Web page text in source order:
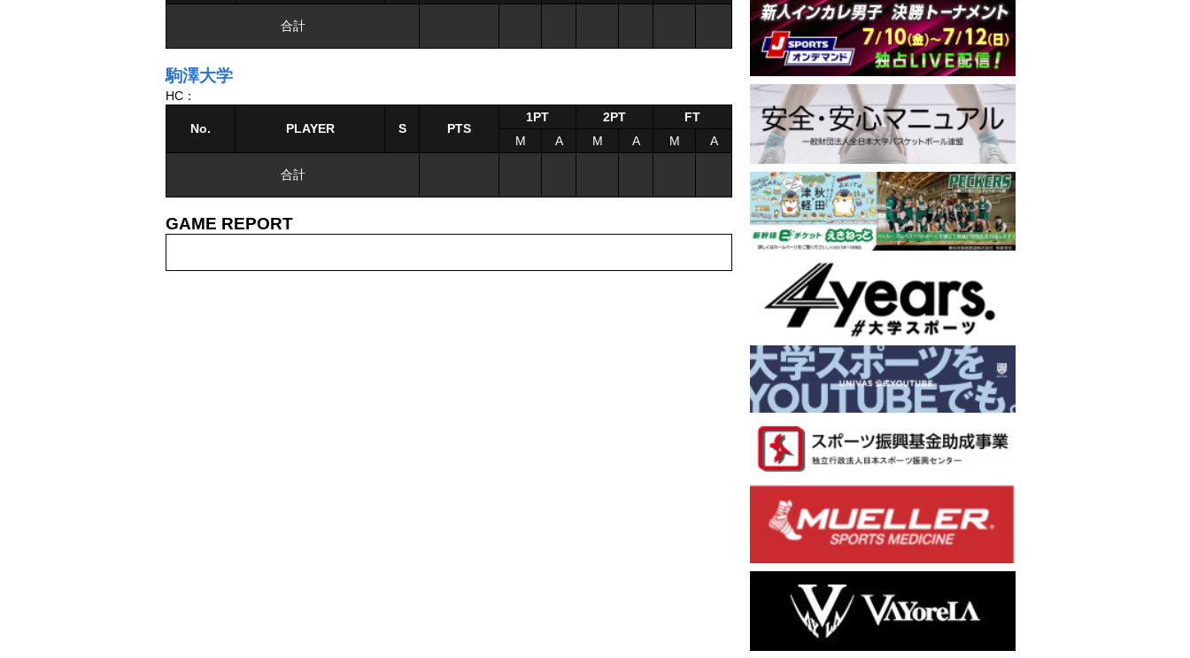
合計
駒澤大学
HC：
No. PLAYER S PTS
1PT 2PT
FT
M
A M A M A
合計
GAME REPORT